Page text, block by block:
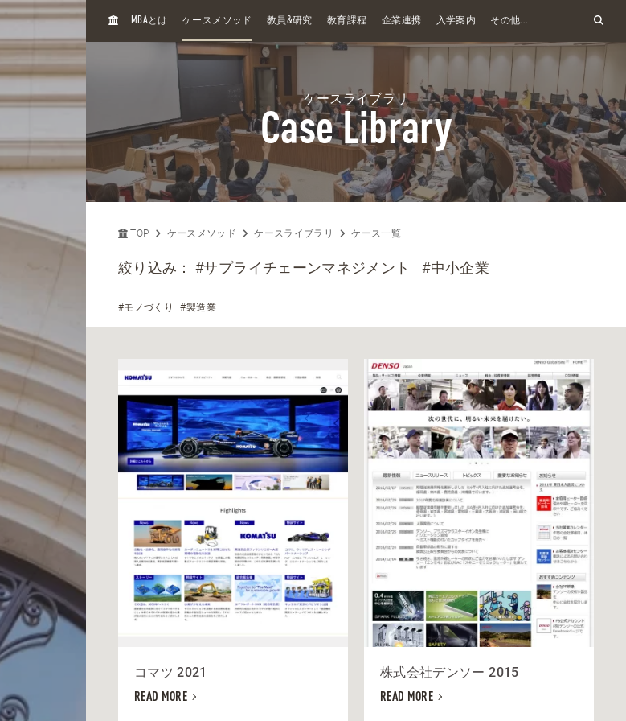
H
MBAとは ケースメソッド 教員&研究 教育課程 企業連携 入学案内 その他...
ケースライブラリ
Case Library
TOP ケースメソッド ケースライブラリ ケース一覧
絞り込み：#サプライチェーンマネジメント #中小企業
#モノづくり #製造業
コマツ 2021
READ MORE
株式会社デンソー 2015
READ MORE